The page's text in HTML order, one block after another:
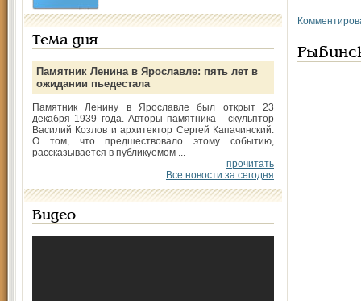
Тема дня
Памятник Ленина в Ярославле: пять лет в
ожидании пьедестала
Памятник Ленину в Ярославле был открыт 23
декабря 1939 года. Авторы памятника - скульптор
Василий Козлов и архитектор Сергей Капачинский.
О том, что предшествовало этому событию,
рассказывается в публикуемом ...
прочитать
Все новости за сегодня
Видео